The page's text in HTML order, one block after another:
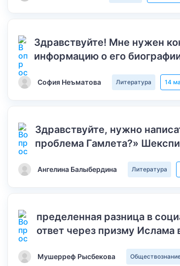
Здравствуйте! Мне нужен
информацию о его
София Неъматова Литература 14
Здравствуйте, нужно
проблема Гамлета?»
Ангелина Балыбердина Литература
пределенная разница в
ответ через призму Ислама
Мушерреф Рысбекова